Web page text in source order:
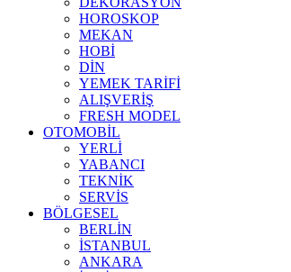
HOROSKOP
MEKAN
HOBİ
DİN
YEMEK TARİFİ
ALIŞVERİŞ
FRESH MODEL
OTOMOBİL
YERLİ
YABANCI
TEKNİK
SERVİS
BÖLGESEL
BERLİN
İSTANBUL
ANKARA